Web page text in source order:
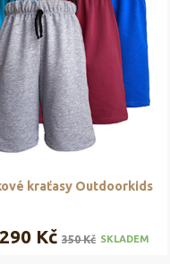
kraťasy Outdoorkids
290 Kč 350 Kč SKLADEM